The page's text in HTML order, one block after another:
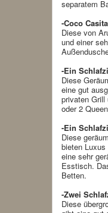
separatem
-Coco
Diese von
und einer
-Ein
Diese
eine gut
privaten
oder 2
-Ein
Diese
bieten
eine sehr
Esstisch.
Betten.
-Zwei
Diese